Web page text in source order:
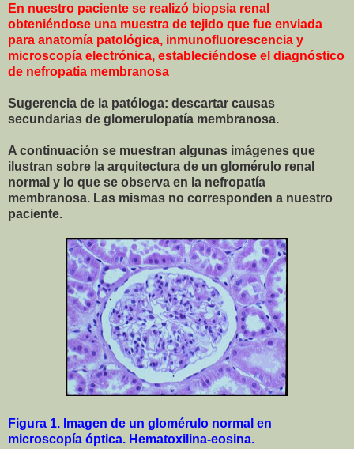
En nuestro paciente se realizó biopsia renal
obteniéndose una muestra de tejido que fue enviada
para anatomía patológica, inmunofluorescencia y
microscopía electrónica, estableciéndose el diagnóstico
de nefropatia membranosa
Sugerencia de la patóloga: descartar causas
secundarias de glomerulopatía membranosa.
A continuación se muestran algunas imágenes que
ilustran sobre la arquitectura de un glomérulo renal
normal y lo que se observa en la nefropatía
membranosa. Las mismas no corresponden a nuestro
paciente.
Figura 1. Imagen de un glomérulo normal en
microscopía óptica. Hematoxilina-eosina.